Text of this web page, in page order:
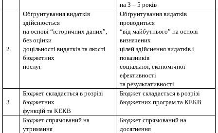
на 3– 5 років
2.
Обґрунтування видатків
здійснюється
на основі “історичних даних”,
без оцінки
доцільності видатків та якості
бюджетних
послуг
Обґрунтування видатків
проводиться
“від майбутнього” на основі
визначених
цілей здійснення видатків і
показників
соціальної, економічної
ефективності
та результативності
3.
Бюджет складається в розрізі
бюджетних
функцій та КЕКВ
Бюджет складається в розрізі
бюджетних програм та КЕКВ
Бюджет спрямований на
утримання
Бюджет спрямований на
досягнення